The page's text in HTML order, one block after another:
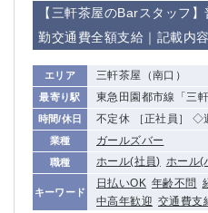
【三軒茶屋のBarスタッフ
勤交通費全額支給｜記載内
エリア 三軒茶屋（南口）
最寄り駅 東急田園都市線「三
時間/休日 不定休 ［正社員］ ◇
業種 ガールズバー
職種 ホール(社員) ホール(
キーワード
日払いOK 年齢不問
中高年歓迎 交通費支
蒲田東口
多
立川（南口）
浜松町
西
中野
葛西
府中
ひばりヶ丘（北口）
学
吉祥寺（南口／公園口） 小
自由が丘
吉